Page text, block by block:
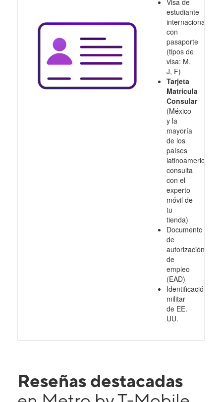
estudiante
internacional
con
pasaporte
(tipos de
visa: M,
J, F)
Tarjeta
Matricula
Consular
(México
y la
mayoría
de los
países
latinoamericanos,
consulta
con el
experto
móvil de
tu
tienda)
Documento
de
autorización
de
empleo
(EAD)
Identificación
militar
de EE.
UU.
Reseñas destacadas